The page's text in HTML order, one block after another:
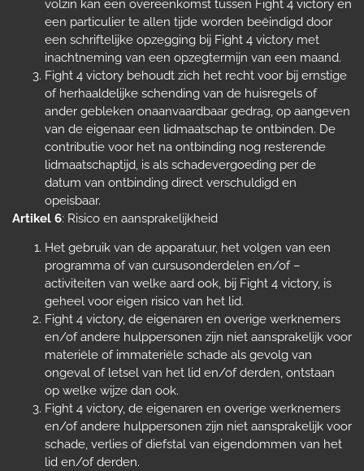
volzin kan een overeenkomst tussen Fight 4 victory en
een particulier te allen tijde worden beëindigd door
een schriftelijke opzegging bij Fight 4 victory met
inachtneming van een opzegtermijn van een maand.
Fight 4 victory behoudt zich het recht voor bij ernstige
of herhaaldelijke schending van de huisregels of
ander gebleken onaanvaardbaar gedrag, op aangeven
van de eigenaar een lidmaatschap te ontbinden. De
contributie voor het na ontbinding nog resterende
lidmaatschaptijd, is als schadevergoeding per de
datum van ontbinding direct verschuldigd en
opeisbaar.
Artikel 6: Risico en aansprakelijkheid
Het gebruik van de apparatuur, het volgen van een
programma of van cursusonderdelen en/of –
activiteiten van welke aard ook, bij Fight 4 victory, is
geheel voor eigen risico van het lid.
Fight 4 victory, de eigenaren en overige werknemers
en/of andere hulppersonen zijn niet aansprakelijk voor
materiële of immateriële schade als gevolg van
ongeval of letsel van het lid en/of derden, ontstaan
op welke wijze dan ook.
Fight 4 victory, de eigenaren en overige werknemers
en/of andere hulppersonen zijn niet aansprakelijk voor
schade, verlies of diefstal van eigendommen van het
lid en/of derden.